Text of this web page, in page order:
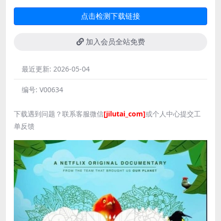
点击检测下载链接
加入会员全站免费
最近更新: 2026-05-04
编号: V00634
下载遇到问题？联系客服微信[jilutai_com]或个人中心提交工
单反馈